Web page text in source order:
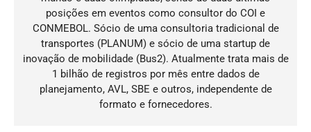
posições em eventos como consultor do COI e
CONMEBOL. Sócio de uma consultoria tradicional de
transportes (PLANUM) e sócio de uma startup de
inovação de mobilidade (Bus2). Atualmente trata mais de
1 bilhão de registros por mês entre dados de
planejamento, AVL, SBE e outros, independente de
formato e fornecedores.